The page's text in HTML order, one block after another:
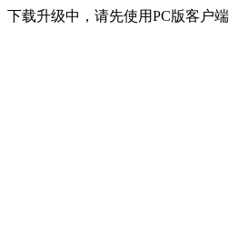
下载升级中，请先使用PC版客户